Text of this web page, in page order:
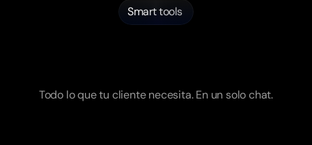
Smart tools
Todo lo que tu cliente necesita. En un solo chat.